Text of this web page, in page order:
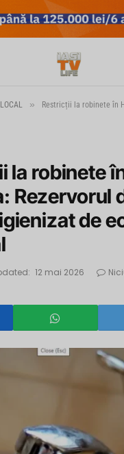
LOCAL » Restricții la robinete în Holboca: Rezervorul
la robinete
Rezervorul
de
12 mai 2026